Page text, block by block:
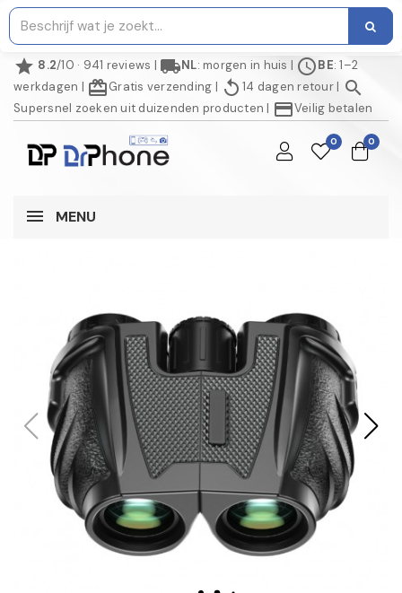
star 8.2/10 · 941 reviews | local_shippingNL: morgen in huis | scheduleBE: 1–2
werkdagen | redeemGratis verzending | replay 14 dagen retour| search
Supersnel zoeken uit duizenden producten | credit_cardVeilig betalen
0 0
MENU